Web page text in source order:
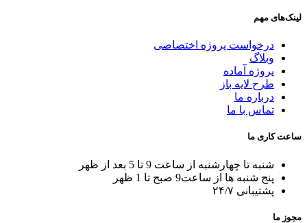
لینک‌های مهم
درخواست پروژه اختصاصی
وبلاگ
پروژه آماده
طرح لایه باز
درباره ما
تماس با ما
ساعت کاری ما
شنبه تا چهارشنبه از ساعت 9 تا 5 بعد از ظهر
پنج شنبه ها از ساعت9 صبح تا 1 ظهر
پشتیبانی ۲۴/۷
مجوز ما